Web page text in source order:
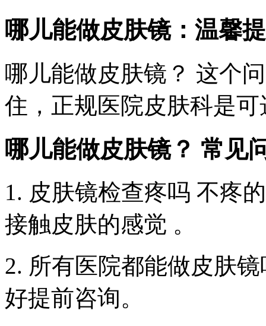
哪儿能做皮肤镜：温馨
哪儿能做皮肤镜？ 这个
住，正规医院皮肤科是可
哪儿能做皮肤镜？ 常见
1. 皮肤镜检查疼吗 不疼
接触皮肤的感觉 。
2. 所有医院都能做皮肤
好提前咨询。